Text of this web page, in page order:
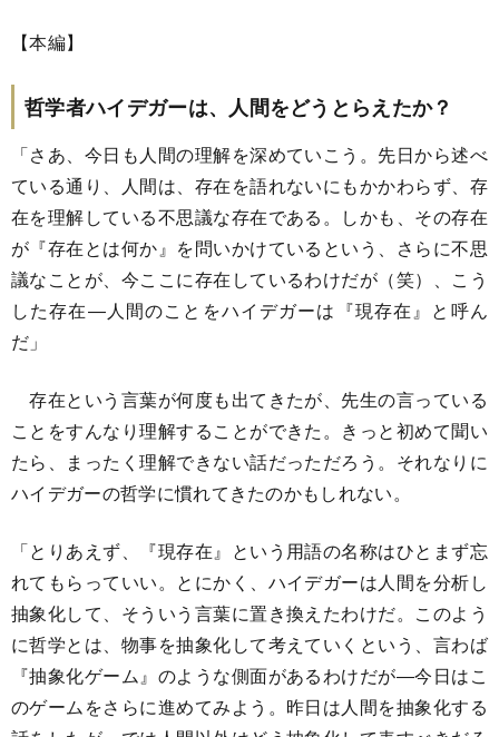
【本編】
哲学者ハイデガーは、人間をどうとらえたか？
「さあ、今日も人間の理解を深めていこう。先日から述べ
ている通り、人間は、存在を語れないにもかかわらず、存
在を理解している不思議な存在である。しかも、その存在
が『存在とは何か』を問いかけているという、さらに不思
議なことが、今ここに存在しているわけだが（笑）、こう
した存在―人間のことをハイデガーは『現存在』と呼ん
だ」
存在という言葉が何度も出てきたが、先生の言っている
ことをすんなり理解することができた。きっと初めて聞い
たら、まったく理解できない話だっただろう。それなりに
ハイデガーの哲学に慣れてきたのかもしれない。
「とりあえず、『現存在』という用語の名称はひとまず忘
れてもらっていい。とにかく、ハイデガーは人間を分析し
抽象化して、そういう言葉に置き換えたわけだ。このよう
に哲学とは、物事を抽象化して考えていくという、言わば
『抽象化ゲーム』のような側面があるわけだが―今日はこ
のゲームをさらに進めてみよう。昨日は人間を抽象化する